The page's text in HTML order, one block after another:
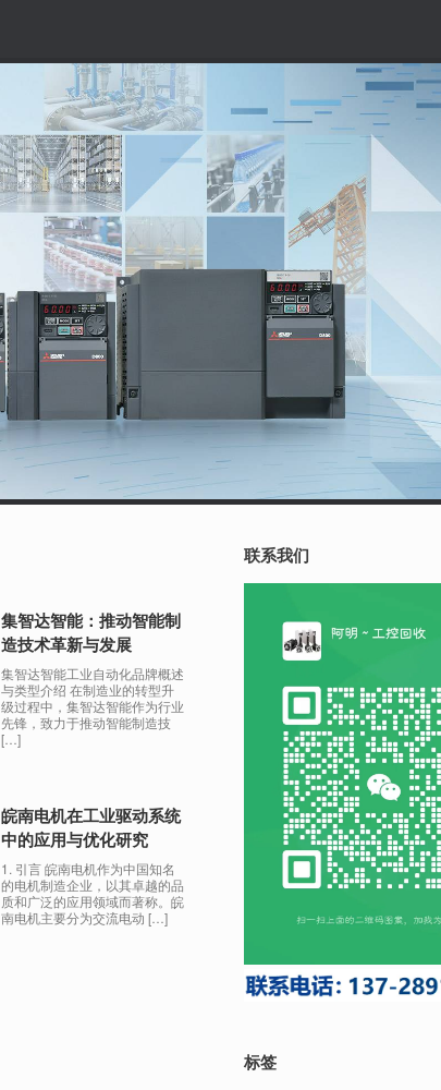
集智达智能：推动智能制
造技术革新与发展
集智达智能工业自动化品牌概述
与类型介绍 在制造业的转型升
级过程中，集智达智能作为行业
先锋，致力于推动智能制造技
[…]
皖南电机在工业驱动系统
中的应用与优化研究
1. 引言 皖南电机作为中国知名
的电机制造企业，以其卓越的品
质和广泛的应用领域而著称。皖
南电机主要分为交流电动 […]
联系我们
标签